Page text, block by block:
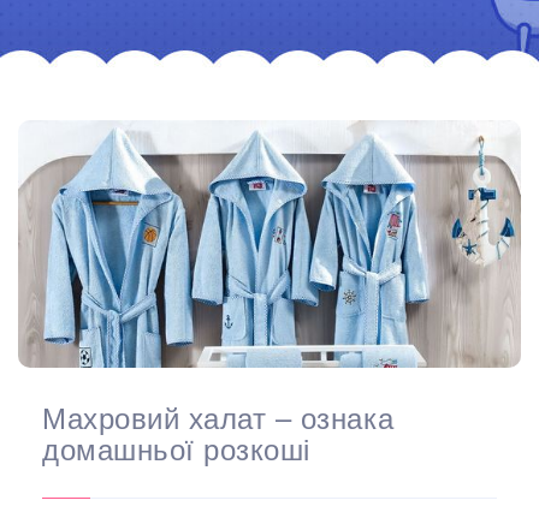
Махровий халат – ознака
домашньої розкоші